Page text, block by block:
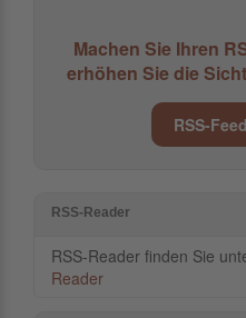
Machen Sie Ihren
erhöhen Sie die
RSS-
RSS-Reader
RSS-Reader finden Sie
Reader